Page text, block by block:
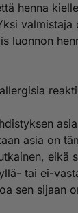
henna
valmistaja
luonnon
asia on
eikä
tai ei-
sen sijaan